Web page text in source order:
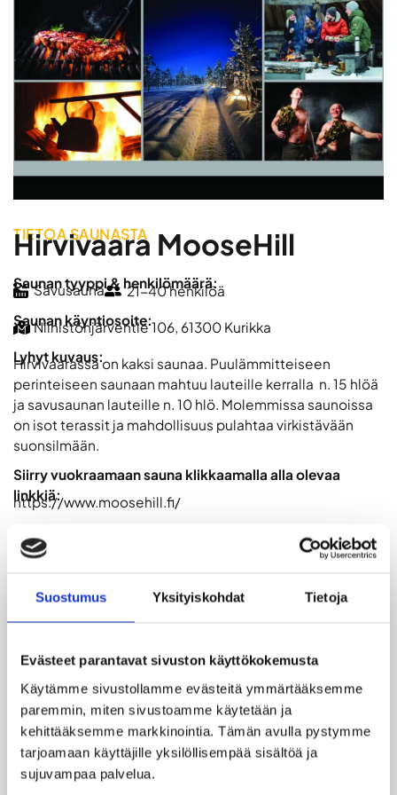
Suostumus Yksityiskohdat Tietoja
Evästeet parantavat sivuston käyttökokemusta
Käytämme sivustollamme evästeitä ymmärtääksemme
paremmin, miten sivustoamme käytetään ja
kehittääksemme markkinointia. Tämän avulla pystymme
tarjoamaan käyttäjille yksilöllisempää sisältöä ja
sujuvampaa palvelua.
TIETOA SAUNASTA
Hirvivaara MooseHill
Saunan tyyppi & henkilömäärä:
Savusauna
21-40 henkilöä
Saunan käyntiosoite:
Niinistönjärventie 106, 61300 Kurikka
Lyhyt kuvaus:
Hirvivaarassa on kaksi saunaa. Puulämmitteiseen
perinteiseen saunaan mahtuu lauteille kerralla n. 15 hlöä
ja savusaunan lauteille n. 10 hlö. Molemmissa saunoissa
on isot terassit ja mahdollisuus pulahtaa virkistävään
suonsilmään.
Siirry vuokraamaan sauna klikkaamalla alla olevaa
linkkiä:
https://www.moosehill.fi/
LISÄTIEDOT
perinteiseen saunaan mahtuu lauteille kerralla n. 15
hlöä ja savusaunan lauteille n. 10 hlö.
Molemmissa saunoissa on isot terassit ja
mahdollisuus pulahtaa virkistävään suonsilmään.
Meillä on 3 pukuhuonetta, suihkut sekä sisä wc:t.